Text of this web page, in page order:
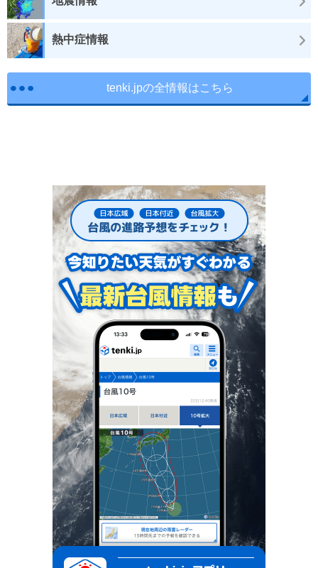
熱中症情報
tenki.jpの全情報はこちら